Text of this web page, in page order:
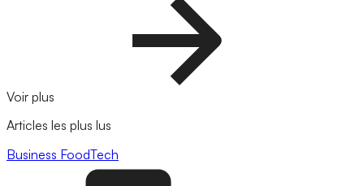
Voir plus
Articles les plus lus
Business FoodTech